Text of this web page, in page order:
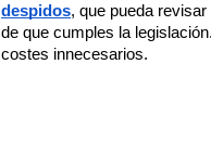
despidos, que pueda
de que cumples la
costes innecesarios.